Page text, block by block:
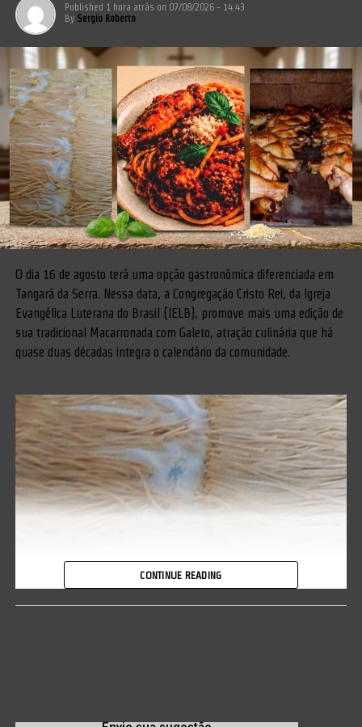
Published 1 hora atrás on 07/08/2026 - 14:43
By Sergio Roberto
O dia 16 de agosto terá uma opção gastronômica diferenciada em
Tangará da Serra. Nessa data, a Congregação Cristo Rei, da Igreja
Evangélica Luterana do Brasil (IELB), promove mais uma edição de
sua tradicional Macarronada com Galeto, atração culinária que há
quase duas décadas integra o calendário da comunidade.
(65) 99684-8357.(Veja anúncio imagem ao final do texto
CONTINUE READING